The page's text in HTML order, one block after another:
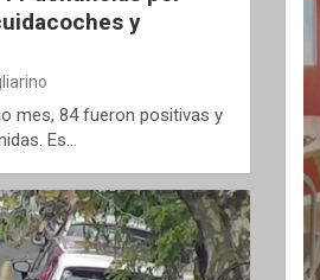
y
mes, 84 fueron positivas y
Es…